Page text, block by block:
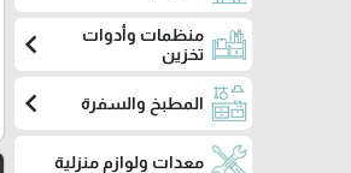
منظمات وأدوات
تخزين
chevron_left
المطبخ والسفرة chevron_left
معدات ولوازم منزلية